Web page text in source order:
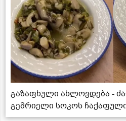
გაზაფხული ახლოვდება -
გემრიელი სოკოს